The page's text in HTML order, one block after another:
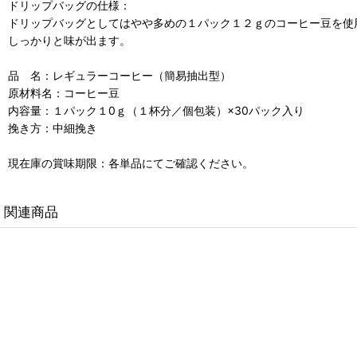
ドリップバッグの仕様：
ドリップバッグとしてはやや多めの１パック１２ｇのコーヒー豆を使
しっかりと味が出ます。
品 名：レギュラーコーヒー（簡易抽出型）
原材料名：コーヒー豆
内容量：１パック１0ｇ（１杯分／個包装）×30パック入り
挽き方：中細挽き
現在庫の賞味期限：各単品にてご確認ください。
関連商品